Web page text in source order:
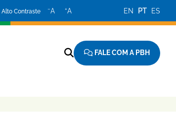
Alto Contraste −A +A EN PT ES
FALE COM A PBH